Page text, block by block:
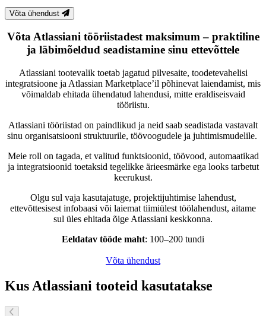
Võta ühendust
Võta Atlassiani tööriistadest maksimum – praktiline
ja läbimõeldud seadistamine sinu ettevõttele
Atlassiani tootevalik toetab jagatud pilvesaite, toodetevahelisi
integratsioone ja Atlassian Marketplace’il põhinevat laiendamist, mis
võimaldab ehitada ühendatud lahendusi, mitte eraldiseisvaid
tööriistu.
Atlassiani tööriistad on paindlikud ja neid saab seadistada vastavalt
sinu organisatsiooni struktuurile, töövoogudele ja juhtimismudelile.
Meie roll on tagada, et valitud funktsioonid, töövood, automaatikad
ja integratsioonid toetaksid tegelikke ärieesmärke ega looks tarbetut
keerukust.
Olgu sul vaja kasutajatuge, projektijuhtimise lahendust,
ettevõttesisest infobaasi või laiemat tiimiülest töölahendust, aitame
sul üles ehitada õige Atlassiani keskkonna.
Eeldatav tööde maht: 100–200 tundi
Võta ühendust
Kus Atlassiani tooteid kasutatakse